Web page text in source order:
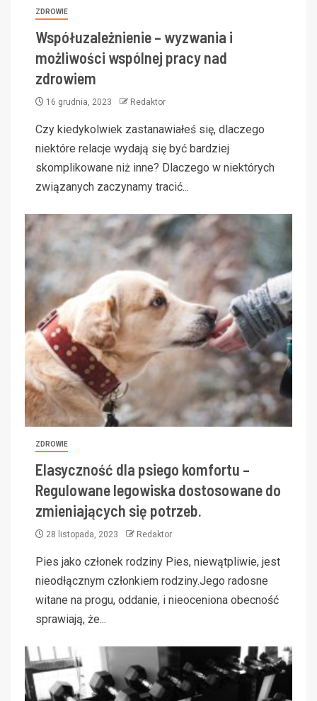
ZDROWIE
Współuzależnienie – wyzwania i
możliwości wspólnej pracy nad
zdrowiem
16 grudnia, 2023 Redaktor
Czy kiedykolwiek zastanawiałeś się, dlaczego
niektóre relacje wydają się być bardziej
skomplikowane niż inne? Dlaczego w niektórych
związanych zaczynamy tracić...
ZDROWIE
Elasyczność dla psiego komfortu –
Regulowane legowiska dostosowane do
zmieniających się potrzeb.
28 listopada, 2023 Redaktor
Pies jako członek rodziny Pies, niewątpliwie, jest
nieodłącznym członkiem rodziny.Jego radosne
witane na progu, oddanie, i nieoceniona obecność
sprawiają, że...